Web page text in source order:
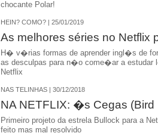
chocante Polar!
HEIN? COMO? | 25/01/2019
As melhores séries no Netflix
H� v�rias formas de aprender ingl�s de
as desculpas para n�o come�ar a
Netflix
NAS TELINHAS | 30/12/2018
NA NETFLIX: �s Cegas (Bird
Primeiro projeto da estrela Bullock para a
feito mas mal resolvido